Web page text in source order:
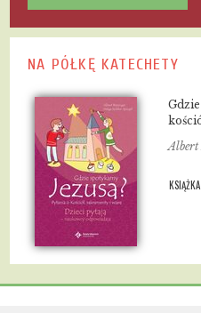
NA PÓŁKĘ KATECHETY
Albert
KSIĄŻKA